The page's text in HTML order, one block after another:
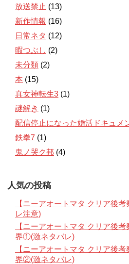
放送禁止 (13)
新作情報 (16)
日常ネタ (12)
暇つぶし (2)
未分類 (2)
本 (15)
真女神転生3 (1)
謎解き (1)
配信停止になった婚活ドキュメ
鉄拳7 (1)
鬼ノ哭ク邦 (4)
人気の投稿
【ニーアオートマタ クリア後
レ注意)
【ニーアオートマタ クリア後
界①(激ネタバレ)
【ニーアオートマタ クリア後
界②(激ネタバレ)